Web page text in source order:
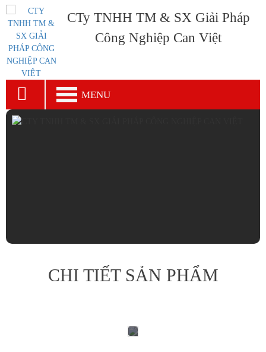
CTy TNHH TM & SX Giải Pháp
Công Nghiệp Can Việt
MENU
CHI TIẾT SẢN PHẨM